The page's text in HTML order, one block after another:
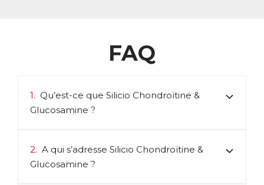
FAQ
1. Qu’est-ce que Silicio Chondroïtine &
Glucosamine ?
2. A qui s’adresse Silicio Chondroïtine &
Glucosamine ?